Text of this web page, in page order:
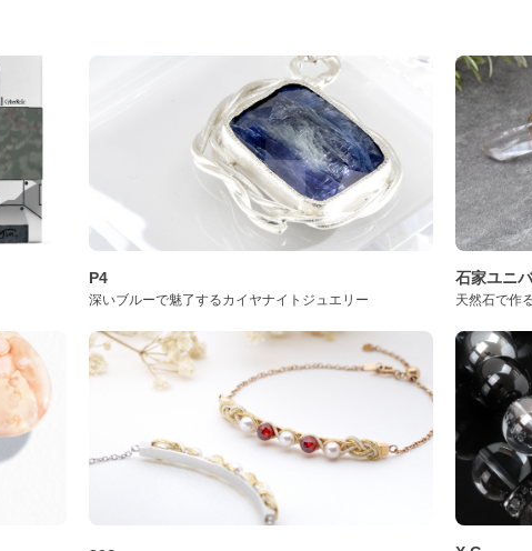
P4
深いブルーで魅了するカイヤナイトジュエリー
石家ユニ
天然石で作